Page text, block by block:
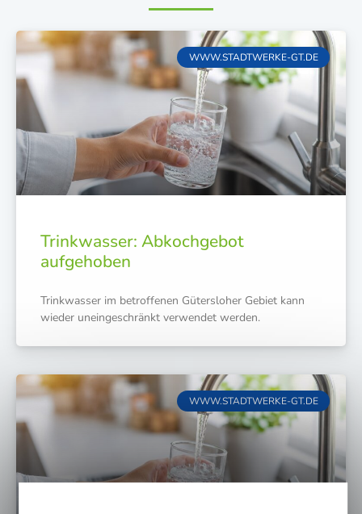
WWW.STADTWERKE-GT.DE
Trinkwasser: Abkochgebot
aufgehoben
Trink­was­ser im betrof­fe­nen Güters­lo­her Gebiet kann
wie­der unein­ge­schränkt ver­wen­det werden.
WWW.STADTWERKE-GT.DE